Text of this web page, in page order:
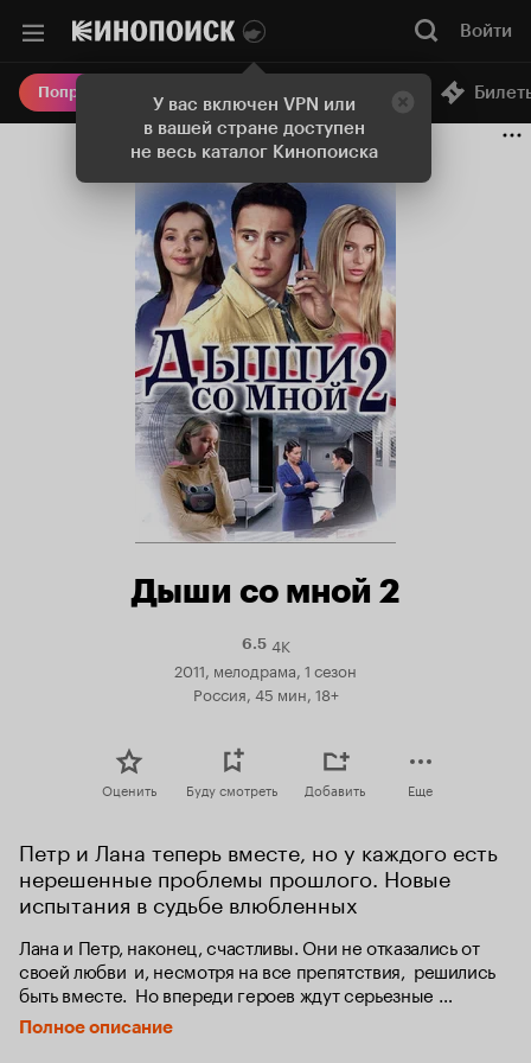
У вас включен VPN или
в вашей стране доступен
не весь каталог Кинопоиска
Войти
Попробовать Плюс Онлайн-кинотеатр
Дыши со мной 2
6.5Рейтинг
Кинопоиска
6.5
4K
2011, мелодрама, 1 сезон
Россия, 45 мин, 18+
Оценить Буду смотреть Добавить Еще
Петр и Лана теперь вместе, но у каждого есть
нерешенные проблемы прошлого. Новые
испытания в судьбе влюбленных
Лана и Петр, наконец, счастливы. Они не отказались от
своей любви  и, несмотря на все препятствия,  решились
быть вместе.  Но впереди героев ждут серьезные
испытания - ведь Петр до сих пор женат на Карине, и
скоро у них должен родиться общий ребенок.  А у Ланы
Полное описание